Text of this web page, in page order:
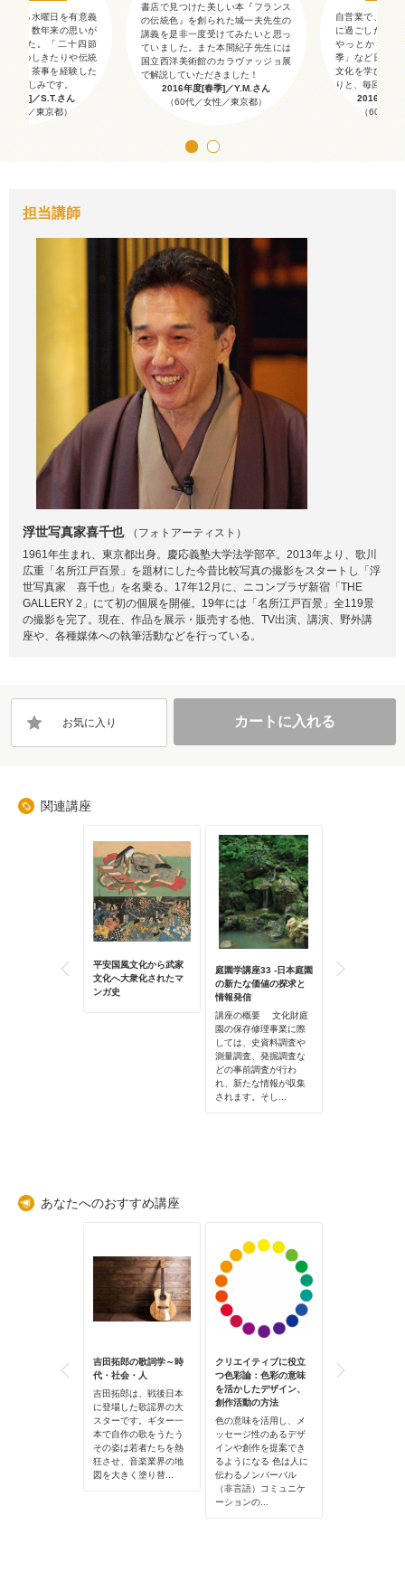
業する水曜日を有意義
という数年来の思いが
ました。「二十四節
古来のしきたりや伝統
がら、茶事を経験した
も楽しみです。
[春季]／S.T.さん
男性／東京都）
書店で見つけた美しい本『フランス
の伝統色』を創られた城一夫先生の
講義を是非一度受けてみたいと思っ
ていました。また本間紀子先生には
国立西洋美術館のカラヴァッジョ展
で解説していただきました！
2016年度[春季]／Y.M.さん
（60代／女性／東京都）
自営業で、休業
に過ごしたいと
やっとかない
季」など日本古
文化を学びなが
りと、毎回とて
2016年度[
（60代／
担当講師
浮世写真家喜千也
（フォトアーティスト）
1961年生まれ、東京都出身。慶応義塾大学法学部卒。2013年より、歌川
広重「名所江戸百景」を題材にした今昔比較写真の撮影をスタートし「浮
世写真家 喜千也」を名乗る。17年12月に、ニコンプラザ新宿「THE
GALLERY 2」にて初の個展を開催。19年には「名所江戸百景」全119景
の撮影を完了。現在、作品を展示・販売する他、TV出演、講演、野外講
座や、各種媒体への執筆活動などを行っている。
お気に入り カートに入れる
関連講座
平安国風文化から武家
文化へ大衆化されたマ
ンガ史
庭園学講座33 -日本庭園
の新たな価値の探求と
情報発信
講座の概要 文化財庭
園の保存修理事業に際
しては、史資料調査や
測量調査、発掘調査な
どの事前調査が行わ
れ、新たな情報が収集
されます。そし...
「わびすき」か
れいさび」茶の
あなたへのおすすめ講座
吉田拓郎の歌詞学～時
代・社会・人
吉田拓郎は、戦後日本
に登場した歌謡界の大
スターです。ギター一
本で自作の歌をうたう
その姿は若者たちを熱
狂させ、音楽業界の地
図を大きく塗り替...
クリエイティブに役立
つ色彩論：色彩の意味
を活かしたデザイン、
創作活動の方法
色の意味を活用し、メ
ッセージ性のあるデザ
インや創作を提案でき
るようになる 色は人に
伝わるノンバーバル
（非言語）コミュニケ
ーションの...
平安国風文化か
文化へ大衆化さ